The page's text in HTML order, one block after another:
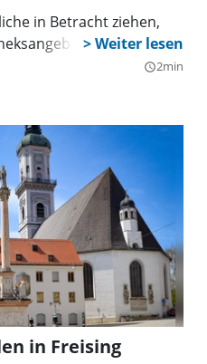
in Betracht ziehen,
bekommt.
query_builder2min
in Freising